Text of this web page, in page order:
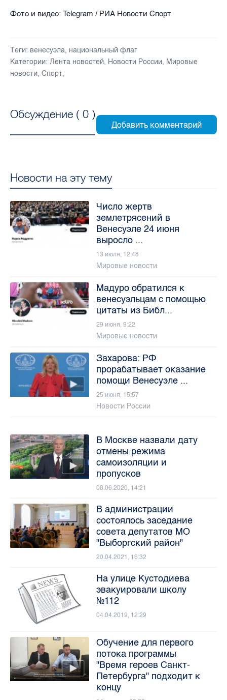
Фото и видео: Telegram / РИА Новости Спорт
Теги: венесуэла, национальный флаг
Категории: Лента новостей, Новости России, Мировые
новости, Спорт,
Обсуждение ( 0 )
Новости на эту тему
Число жертв
землетрясений в
Венесуэле 24 июня
выросло ...
13 июля, 12:48
Мировые новости
Мадуро обратился к
венесуэльцам с помощью
цитаты из Библ...
29 июня, 9:22
Мировые новости
Захарова: РФ
прорабатывает оказание
помощи Венесуэле ...
25 июня, 15:57
Новости России
В Москве назвали дату
отмены режима
самоизоляции и
пропусков
08.06.2020, 14:21
В администрации
состоялось заседание
совета депутатов МО
"Выборгский район"
20.04.2021, 16:32
На улице Кустодиева
эвакуировали школу
№112
04.04.2019, 12:29
Обучение для первого
потока программы
"Время героев Санкт-
Петербурга" подходит к
концу